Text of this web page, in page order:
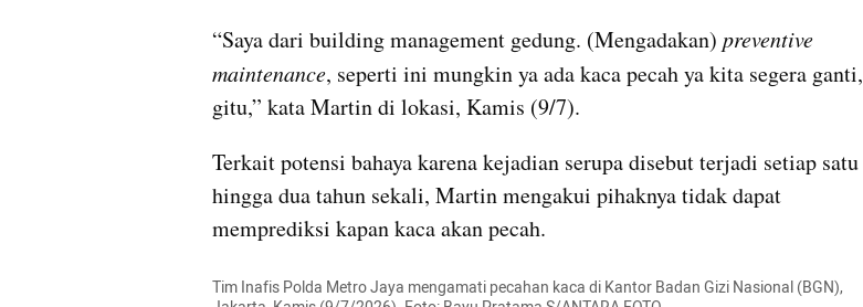
“Saya dari building management gedung. (Mengadakan) preventive
maintenance, seperti ini mungkin ya ada kaca pecah ya kita segera ganti,
gitu,” kata Martin di lokasi, Kamis (9/7).
Terkait potensi bahaya karena kejadian serupa disebut terjadi setiap satu
hingga dua tahun sekali, Martin mengakui pihaknya tidak dapat
memprediksi kapan kaca akan pecah.
Tim Inafis Polda Metro Jaya mengamati pecahan kaca di Kantor Badan Gizi Nasional (BGN),